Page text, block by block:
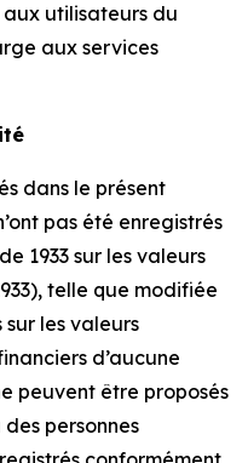
utilisateurs du
aux services
dans le présent
pas été enregistrés
1933 sur les valeurs
telle que modifiée
sur les valeurs
d’aucune
peuvent être proposés
personnes